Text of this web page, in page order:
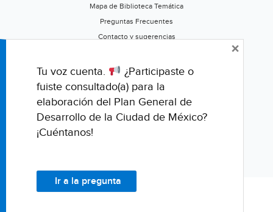
Mapa de Biblioteca Temática
Preguntas Frecuentes
Contacto y sugerencias
Califica este portal
Tu voz cuenta.
¿Participaste o
fuiste consultado(a) para la
elaboración del Plan General de
Desarrollo de la Ciudad de México?
¡Cuéntanos!
Ir a la pregunta
×